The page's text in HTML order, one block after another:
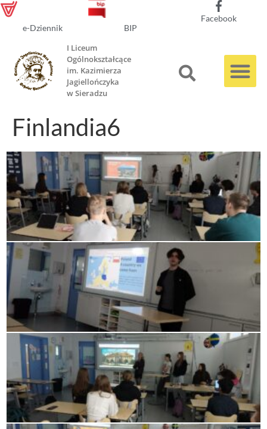
e-Dziennik BIP
Facebook
I Liceum
Ogólnokształcące
im. Kazimierza
Jagiellończyka
w Sieradzu
Finlandia6